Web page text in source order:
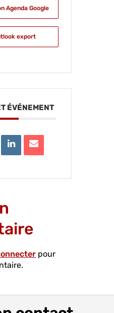
Agenda Google
export
ÉVÉNEMENT
pour